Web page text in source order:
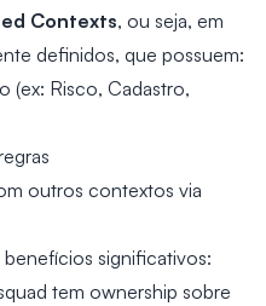
Contexts, ou seja, em
definidos, que possuem:
(ex: Risco, Cadastro,
outros contextos via
significativos:
tem ownership sobre